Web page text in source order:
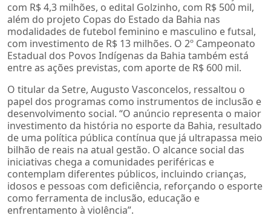
com R$ 4,3 milhões, o edital Golzinho, com R$ 500 mil,
além do projeto Copas do Estado da Bahia nas
modalidades de futebol feminino e masculino e futsal,
com investimento de R$ 13 milhões. O 2º Campeonato
Estadual dos Povos Indígenas da Bahia também está
entre as ações previstas, com aporte de R$ 600 mil.
O titular da Setre, Augusto Vasconcelos, ressaltou o
papel dos programas como instrumentos de inclusão e
desenvolvimento social. “O anúncio representa o maior
investimento da história no esporte da Bahia, resultado
de uma política pública contínua que já ultrapassa meio
bilhão de reais na atual gestão. O alcance social das
iniciativas chega a comunidades periféricas e
contemplam diferentes públicos, incluindo crianças,
idosos e pessoas com deficiência, reforçando o esporte
como ferramenta de inclusão, educação e
enfrentamento à violência”.